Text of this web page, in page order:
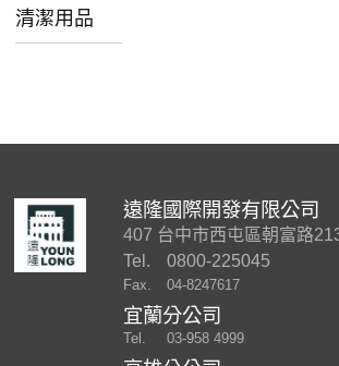
清潔用品
遠隆國際開發有限公司
407 台中市西屯區朝富路
Tel.
0800-225045
Fax. 04-8247617
宜蘭分公司
Tel. 03-958 4999